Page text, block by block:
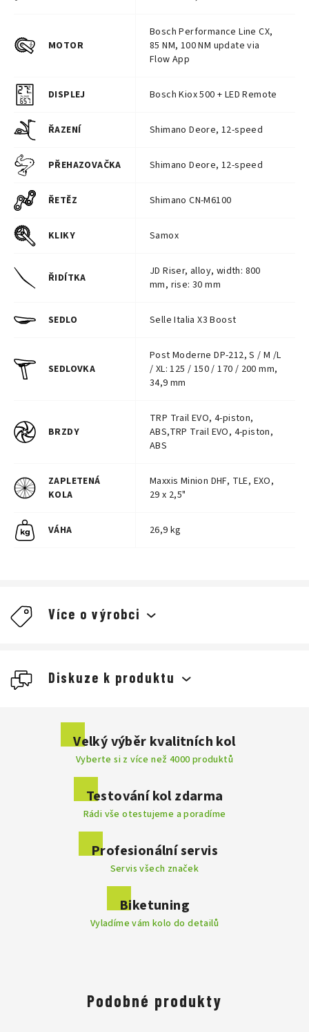
MOTOR
Bosch Performance Line CX,
85 NM, 100 NM update via
Flow App
DISPLEJ Bosch Kiox 500 + LED Remote
ŘAZENÍ Shimano Deore, 12-speed
PŘEHAZOVAČKA Shimano Deore, 12-speed
ŘETĚZ Shimano CN-M6100
KLIKY Samox
ŘIDÍTKA
JD Riser, alloy, width: 800
mm, rise: 30 mm
SEDLO Selle Italia X3 Boost
SEDLOVKA
Post Moderne DP-212, S / M /L
/ XL: 125 / 150 / 170 / 200 mm,
34,9 mm
BRZDY
TRP Trail EVO, 4-piston,
ABS,TRP Trail EVO, 4-piston,
ABS
ZAPLETENÁ
KOLA
Maxxis Minion DHF, TLE, EXO,
29 x 2,5"
VÁHA 26,9 kg
Diskuze k produktu
Přidat komentář
Více o výrobci
. Výrobce
disponuje velkým a moderním testovacím centrem, kde se
vyvíjí nespočet prototypů a technologií, které jsou do výroby
kol implementovány. Každý model prochází řadou testů a
vyznačuje se dokonalostí do posledního detailu. Značka Focus
je mezi profesionály velmi známá, nabízí perfektní výkon,
vyváženost a dokáže uspokojit i ty nejnáročnější jezdce.
Velký výběr kvalitních kol
Vyberte si z více než 4000 produktů
Testování kol zdarma
Rádi vše otestujeme a poradíme
Profesionální servis
Servis všech značek
Biketuning
Vyladíme vám kolo do detailů
Podobné produkty